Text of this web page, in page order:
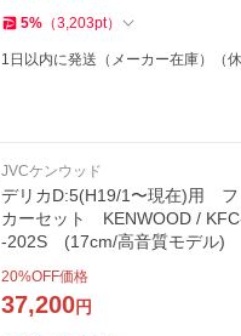
5% （3,203pt）
1日以内に発送（メーカー在庫）（休
JVCケンウッド
デリカD:5(H19/1〜現在)用 フ
カーセット KENWOOD /
-202S (17cm/高音質モデル)
20%OFF価格
37,200円